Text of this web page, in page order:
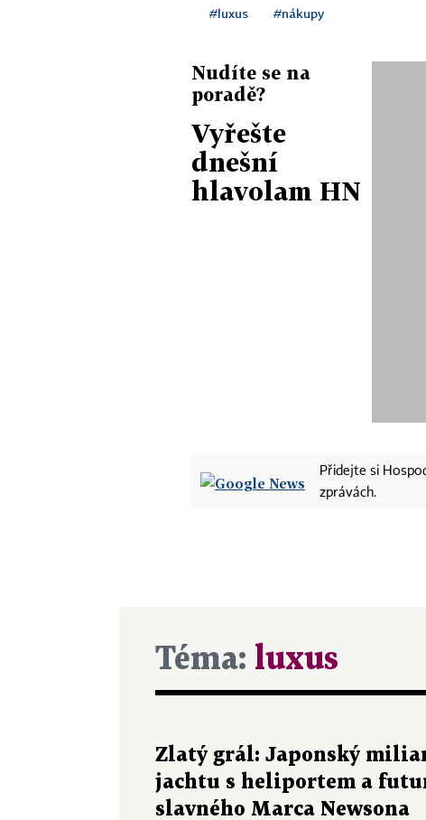
#luxus #nákupy
Nudíte se na
poradě?
Vyřešte
dnešní
hlavolam HN
Přidejte si
zprávách.
Téma: luxus
Zlatý grál: Japonský
jachtu s heliportem a
slavného Marca Newsona